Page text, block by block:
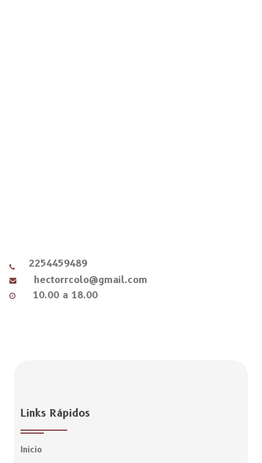
2254459489
hectorrcolo@gmail.com
10.00 a 18.00
Links Rápidos
Inicio